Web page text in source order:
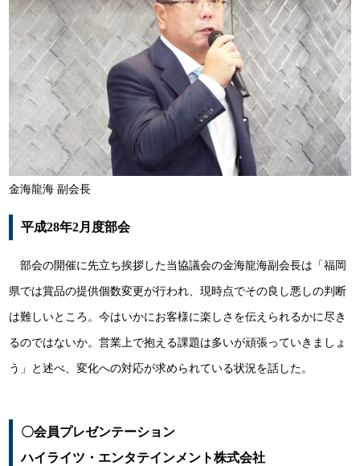
金海龍海 副会長
平成28年2月度部会
部会の開催に先立ち挨拶した当協議会の金海龍海副会長は「福岡
県では賞品の提供個数変更が行われ、現時点でその良し悪しの判断
は難しいところ。今はいかにお客様に楽しさを伝えられるかに尽き
るのではないか。営業上で抱える課題は多いが頑張っていきましょ
う」と述べ、変化への対応が求められている状況を話した。
〇会員プレゼンテーション
ハイライツ・エンタテインメント株式会社